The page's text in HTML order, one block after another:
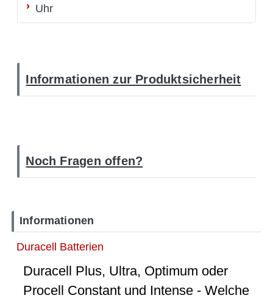
Uhr
Informationen zur Produktsicherheit
Noch Fragen offen?
Informationen
Duracell Batterien
Duracell Plus, Ultra, Optimum oder
Procell Constant und Intense - Welche